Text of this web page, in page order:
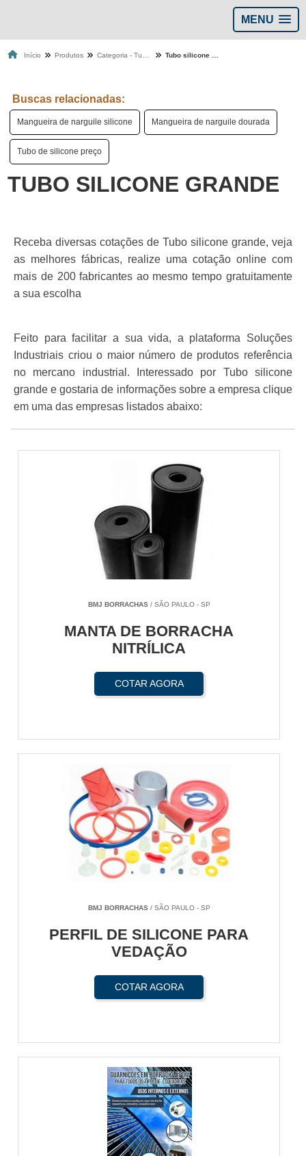
MENU
Início Produtos
Buscas relacionadas:
Mangueira de narguile silicone Mangueira de narguile dourada
Tubo de silicone preço
TUBO SILICONE GRANDE
Receba diversas cotações de Tubo silicone grande, veja
as melhores fábricas, realize uma cotação online com
mais de 200 fabricantes ao mesmo tempo gratuitamente
a sua escolha
Feito para facilitar a sua vida, a plataforma Soluções
Industriais criou o maior número de produtos referência
no mercano industrial. Interessado por Tubo silicone
grande e gostaria de informações sobre a empresa clique
em uma das empresas listados abaixo:
BMJ BORRACHAS/ SÃO PAULO - SP
MANTA DE BORRACHA
NITRÍLICA
COTAR AGORA
BMJ BORRACHAS/ SÃO PAULO - SP
PERFIL DE SILICONE PARA
VEDAÇÃO
COTAR AGORA